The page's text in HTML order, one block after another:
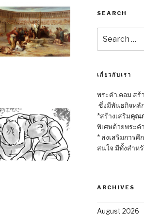
SEARCH
for:
เกี่ยวกับเรา
พระคำ.คอม ส
ซึ่งมีพันธกิจหลั
*สร้างเสริมคุณ
พิเศษด้วยพระค
* ส่งเสริมการศึ
สนใจ มีทั้งสำห
ARCHIVES
August 2026